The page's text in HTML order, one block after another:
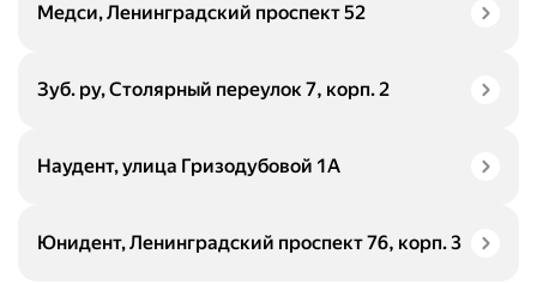
Медси, Ленинградский проспект 52
Зуб. ру, Столярный переулок 7, корп. 2
Наудент, улица Гризодубовой 1А
Юнидент, Ленинградский проспект 76, корп. 3